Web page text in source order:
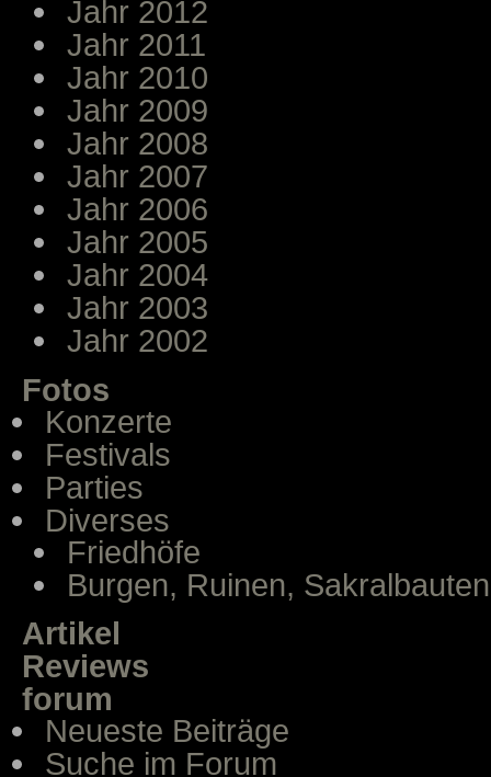
Jahr 2012
Jahr 2011
Jahr 2010
Jahr 2009
Jahr 2008
Jahr 2007
Jahr 2006
Jahr 2005
Jahr 2004
Jahr 2003
Jahr 2002
Fotos
Konzerte
Festivals
Parties
Diverses
Friedhöfe
Burgen, Ruinen, Sakralbauten
Artikel
Reviews
forum
Neueste Beiträge
Suche im Forum